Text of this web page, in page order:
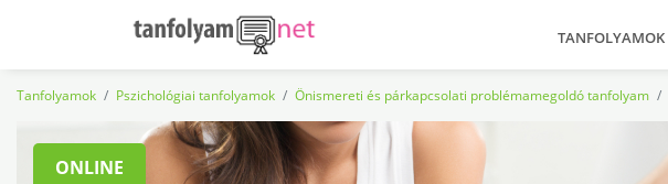
TANFOLYAMOK
Tanfolyamok Pszichológiai tanfolyamok Önismereti és párkapcsolati problémamegoldó tanfolyam
ONLINE